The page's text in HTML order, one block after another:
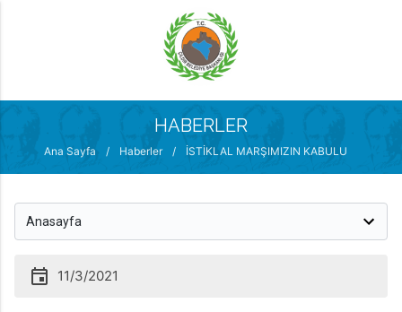
HABERLER
Ana Sayfa / Haberler / İSTİKLAL MARŞIMIZIN KABULU
11/3/2021